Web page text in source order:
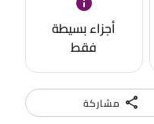
أجزاء بسيطة
فقط
مشاركة